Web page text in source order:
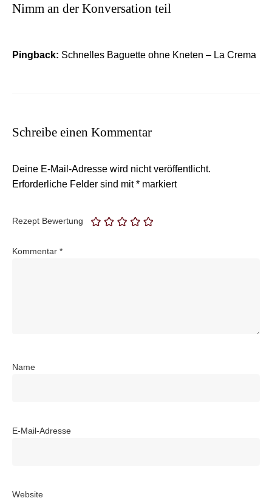
Nimm an der Konversation teil
Pingback: Schnelles Baguette ohne Kneten – La Crema
Schreibe einen Kommentar
Deine E-Mail-Adresse wird nicht veröffentlicht.
Erforderliche Felder sind mit* markiert
Rezept Bewertung
Kommentar *
Name
E-Mail-Adresse
Website